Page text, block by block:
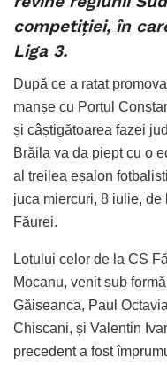
competiției, în
Liga 3.
După ce a ratat
manșe cu Portul
și câștigătoarea fazei
Brăila va da piept cu o
al treilea eșalon
juca miercuri, 8 iulie,
Făurei.
Lotului celor de la CS
Mocanu, venit sub
Găiseanca, Paul
Chiscani, și Valentin
precedent a fost